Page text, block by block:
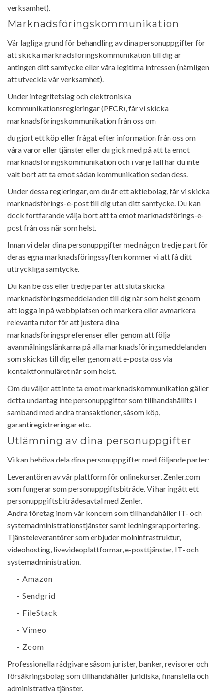
verksamhet).
Marknadsföringskommunikation
Vår lagliga grund för behandling av dina personuppgifter för
att skicka marknadsföringskommunikation till dig är
antingen ditt samtycke eller våra legitima intressen (nämligen
att utveckla vår verksamhet).
Under integritetslag och elektroniska
kommunikationsregleringar (PECR), får vi skicka
marknadsföringskommunikation från oss om
du gjort ett köp eller frågat efter information från oss om
våra varor eller tjänster eller du gick med på att ta emot
marknadsföringskommunikation och i varje fall har du inte
valt bort att ta emot sådan kommunikation sedan dess.
Under dessa regleringar, om du är ett aktiebolag, får vi skicka
marknadsförings-e-post till dig utan ditt samtycke. Du kan
dock fortfarande välja bort att ta emot marknadsförings-e-
post från oss när som helst.
Innan vi delar dina personuppgifter med någon tredje part för
deras egna marknadsföringssyften kommer vi att få ditt
uttryckliga samtycke.
Du kan be oss eller tredje parter att sluta skicka
marknadsföringsmeddelanden till dig när som helst genom
att logga in på webbplatsen och markera eller avmarkera
relevanta rutor för att justera dina
marknadsföringspreferenser eller genom att följa
avanmälningslänkarna på alla marknadsföringsmeddelanden
som skickas till dig eller genom att e-posta oss via
kontaktformuläret när som helst.
Om du väljer att inte ta emot marknadskommunikation gäller
detta undantag inte personuppgifter som tillhandahållits i
samband med andra transaktioner, såsom köp,
garantiregistreringar etc.
Utlämning av dina personuppgifter
Vi kan behöva dela dina personuppgifter med följande parter:
Leverantören av vår plattform för onlinekurser, Zenler.com,
som fungerar som personuppgiftsbiträde. Vi har ingått ett
personuppgiftsbiträdesavtal med Zenler.
Andra företag inom vår koncern som tillhandahåller IT- och
systemadministrationstjänster samt ledningsrapportering.
Tjänsteleverantörer som erbjuder molninfrastruktur,
videohosting, livevideoplattformar, e-posttjänster, IT- och
systemadministration.
- Amazon
- Sendgrid
- FileStack
- Vimeo
- Zoom
Professionella rådgivare såsom jurister, banker, revisorer och
försäkringsbolag som tillhandahåller juridiska, finansiella och
administrativa tjänster.